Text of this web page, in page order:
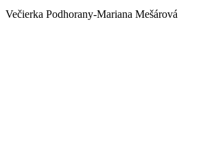
Večierka Podhorany-Mariana Mešárová